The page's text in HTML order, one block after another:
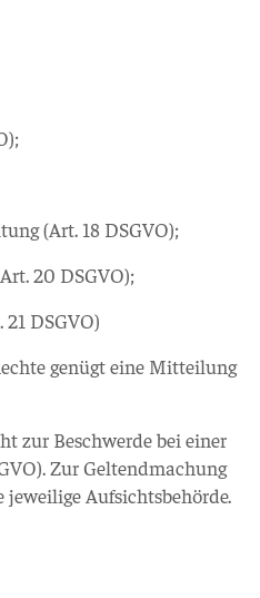
(Art. 18 DSGVO);
20 DSGVO);
DSGVO)
genügt eine Mitteilung
zur Beschwerde bei einer
Zur Geltendmachung
Aufsichtsbehörde.